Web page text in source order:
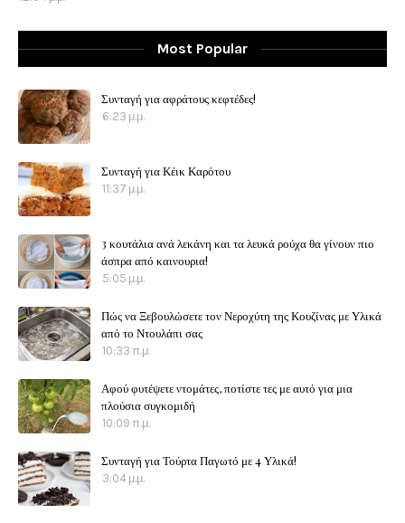
Most Popular
Συνταγή για αφράτους κεφτέδες!
6:23 μ.μ.
Συνταγή για Κέικ Καρότου
11:37 μ.μ.
3 κουτάλια ανά λεκάνη και τα λευκά ρούχα θα γίνουν πιο
άσπρα από καινουρια!
5:05 μ.μ.
Πώς να Ξεβουλώσετε τον Νεροχύτη της Κουζίνας με Υλικά
από το Ντουλάπι σας
10:33 π.μ.
Αφού φυτέψετε ντομάτες, ποτίστε τες με αυτό για μια
πλούσια συγκομιδή
10:09 π.μ.
Συνταγή για Τούρτα Παγωτό με 4 Υλικά!
3:04 μ.μ.